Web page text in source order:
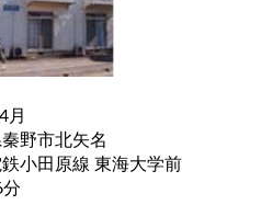
月
野市北矢名
小田原線 東海大学前
歩 6分